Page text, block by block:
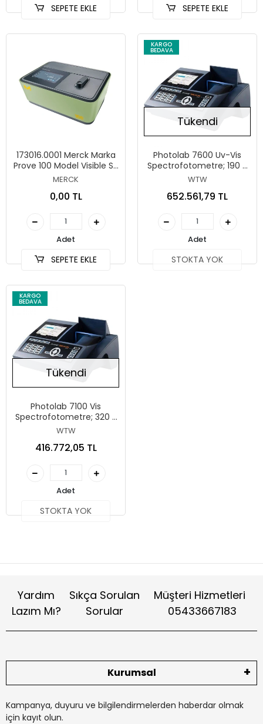
Dörtgen Küvet (Otomatik
SEPETE EKLE SEPETE EKLE
173016.0001 Merck Marka
Prove 100 Model Visible Su
Atıksu Analiz
Boyu Aralığı: 320 - 1100
Mm Yuvarlak Hücre, 10, 20
Küvetler (Otomatik Küvet
MERCK
0,00 TL
Adet
SEPETE EKLE
KARGO
BEDAVA
Tükendi
Photolab 7600 Uv-Vis
Spectrofotometre; 190 -
1100 Nm, AQA Desteği, 2
Dahil Değildir.
WTW
652.561,79 TL
Adet
STOKTA YOK
KARGO
BEDAVA
Tükendi
Photolab 7100 Vis
Spectrofotometre; 320 -
1100 Nm, AQA Desteği, 2
Dahil Değildir.
WTW
416.772,05 TL
Adet
STOKTA YOK
Yardım
Lazım Mı?
Sıkça Sorulan
Sorular
Müşteri Hizmetleri
05433667183
Kurumsal
Kampanya, duyuru ve bilgilendirmelerden haberdar olmak
için kayıt olun.